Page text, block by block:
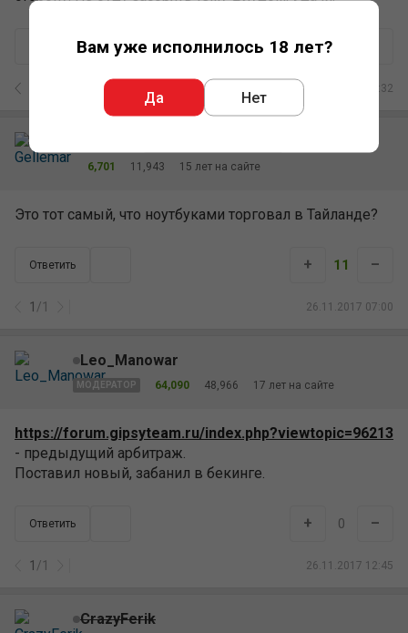
Вам уже исполнилось 18 лет?
Да Нет
26.11.2017 02:32
+
6,701
11,943 15 лет на сайте
Это тот самый, что ноутбуками торговал в Тайланде?
Ответить
1 /1 26.11.2017 07:00
+ 11 –
Leo_Manowar
МОДЕРАТОР 64,090 48,966 17 лет на сайте
https://forum.gipsyteam.ru/index.php?viewtopic=96213
- предыдущий арбитраж.
Поставил новый, забанил в бекинге.
Ответить
1 /1 26.11.2017 12:45
+ 0 –
CrazyFerik